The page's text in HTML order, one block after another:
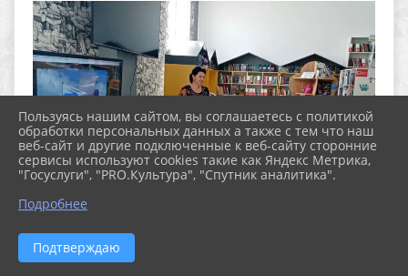
Пользуясь нашим сайтом, вы соглашаетесь с политикой
обработки персональных данных а также с тем что наш
веб-сайт и другие подключенные к веб-сайту сторонние
сервисы используют cookies такие как Яндекс Метрика,
"Госуслуги", "PRO.Культура", "Спутник аналитика".
Подробнее
Подтверждаю